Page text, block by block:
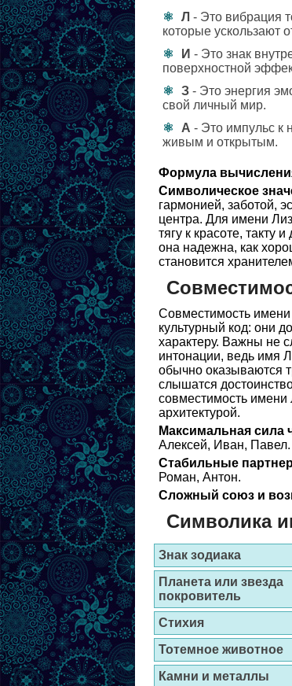
Л - Это вибрация
которые ускользают
И - Это знак
поверхностной
З - Это энергия
свой личный мир.
А - Это импульс к
живым и открытым.
Формула
Символическое
гармонией, заботой,
центра. Для имени
тягу к красоте, такту
она надежна, как
становится
Совместимость
культурный код: они
характеру. Важны не
интонации, ведь имя
обычно оказываются
слышатся
совместимость имени
архитектурой.
Максимальная сила
Алексей, Иван, Павел.
Стабильные
Роман, Антон.
Сложный союз и
Символика
Знак зодиака
Планета или звезда
покровитель
Стихия
Тотемное животное
Камни и металлы